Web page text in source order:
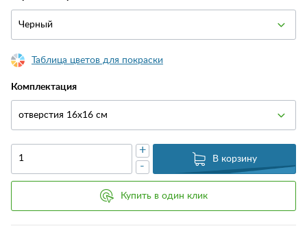
Черный
Таблица цветов для покраски
Комплектация
отверстия 16х16 см
-
+
В корзину
Купить в один клик